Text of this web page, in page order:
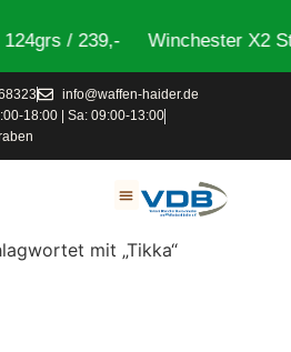
/ 239,- Winchester X2
info@waffen-haider.de
18:00 | Sa: 09:00-13:00
mit „Tikka“